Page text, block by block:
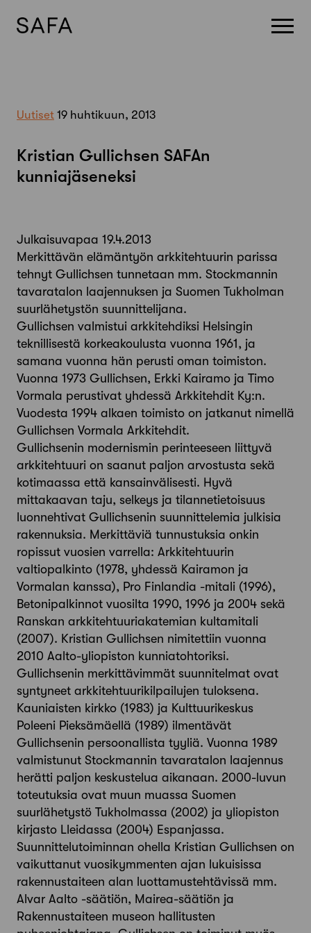
Uutiset 19 huhtikuun, 2013
Kristian Gullichsen SAFAn
kunniajäseneksi
Julkaisuvapaa 19.4.2013
Merkittävän elämäntyön arkkitehtuurin parissa
tehnyt Gullichsen tunnetaan mm. Stockmannin
tavaratalon laajennuksen ja Suomen Tukholman
suurlähetystön suunnittelijana.
Gullichsen valmistui arkkitehdiksi Helsingin
teknillisestä korkeakoulusta vuonna 1961, ja
samana vuonna hän perusti oman toimiston.
Vuonna 1973 Gullichsen, Erkki Kairamo ja Timo
Vormala perustivat yhdessä Arkkitehdit Ky:n.
Vuodesta 1994 alkaen toimisto on jatkanut nimellä
Gullichsen Vormala Arkkitehdit.
Gullichsenin modernismin perinteeseen liittyvä
arkkitehtuuri on saanut paljon arvostusta sekä
kotimaassa että kansainvälisesti. Hyvä
mittakaavan taju, selkeys ja tilannetietoisuus
luonnehtivat Gullichsenin suunnittelemia julkisia
rakennuksia. Merkittäviä tunnustuksia onkin
ropissut vuosien varrella: Arkkitehtuurin
valtiopalkinto (1978, yhdessä Kairamon ja
Vormalan kanssa), Pro Finlandia -mitali (1996),
Betonipalkinnot vuosilta 1990, 1996 ja 2004 sekä
Ranskan arkkitehtuuriakatemian kultamitali
(2007). Kristian Gullichsen nimitettiin vuonna
2010 Aalto-yliopiston kunniatohtoriksi.
Gullichsenin merkittävimmät suunnitelmat ovat
syntyneet arkkitehtuurikilpailujen tuloksena.
Kauniaisten kirkko (1983) ja Kulttuurikeskus
Poleeni Pieksämäellä (1989) ilmentävät
Gullichsenin persoonallista tyyliä. Vuonna 1989
valmistunut Stockmannin tavaratalon laajennus
herätti paljon keskustelua aikanaan. 2000-luvun
toteutuksia ovat muun muassa Suomen
suurlähetystö Tukholmassa (2002) ja yliopiston
kirjasto Lleidassa (2004) Espanjassa.
Suunnittelutoiminnan ohella Kristian Gullichsen on
vaikuttanut vuosikymmenten ajan lukuisissa
rakennustaiteen alan luottamustehtävissä mm.
Alvar Aalto -säätiön, Mairea-säätiön ja
Rakennustaiteen museon hallitusten